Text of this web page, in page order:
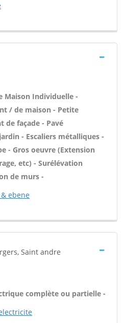
Maison Individuelle -
/ de maison - Petite
de façade - Pavé
- Escaliers métalliques -
- Gros oeuvre (Extension
etc) - Surélévation
de murs -
ebene
Saint andre
complète ou partielle -